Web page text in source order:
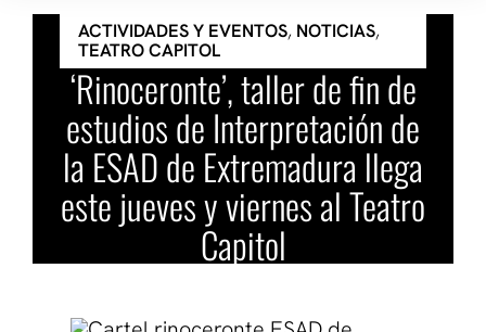
ACTIVIDADES Y EVENTOS, NOTICIAS,
TEATRO CAPITOL
‘Rinoceronte’, taller de fin de
estudios de Interpretación de
la ESAD de Extremadura llega
este jueves y viernes al Teatro
Capitol